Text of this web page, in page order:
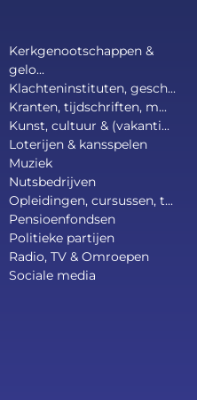
Kerkgenootschappen &
gelo...
Klachteninstituten, gesch...
Kranten, tijdschriften, m...
Kunst, cultuur & (vakanti...
Loterijen & kansspelen
Muziek
Nutsbedrijven
Opleidingen, cursussen, t...
Pensioenfondsen
Politieke partijen
Radio, TV & Omroepen
Sociale media